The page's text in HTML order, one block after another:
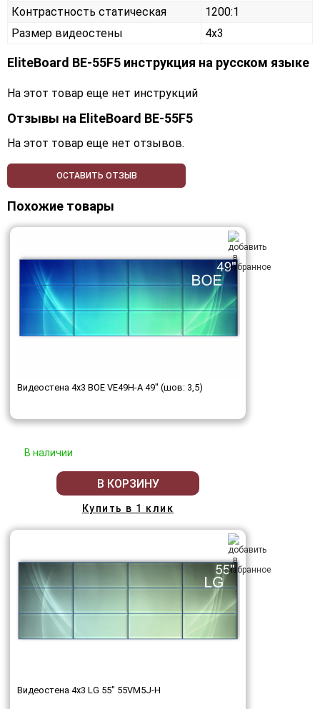
Контрастность статическая
1200:1
Размер видеостены
4x3
EliteBoard BE-55F5 инструкция на русском языке
На этот товар еще нет инструкций
Отзывы на EliteBoard BE-55F5
На этот товар еще нет отзывов.
ОСТАВИТЬ ОТЗЫВ
Похожие товары
Видеостена 4x3 BOE VE49H-A 49" (шов: 3,5)
В наличии
В КОРЗИНУ
Купить в 1 клик
Видеостена 4x3 LG 55" 55VM5J-H